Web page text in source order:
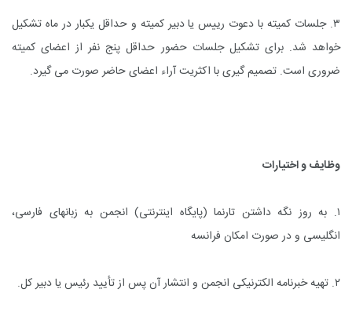
۳. جلسات کمیته با دعوت رییس یا دبیر کمیته و حداقل یکبار در ماه تشکیل
خواهد شد. برای تشکیل جلسات حضور حداقل پنج نفر از اعضای کمیته
ضروری است. تصمیم گیری با اکثریت آراء اعضای حاضر صورت می گیرد.
وظایف و اختیارات
۱. به روز نگه داشتن تارنما (پایگاه اینترنتی) انجمن به زبانهای فارسی،
انگلیسی و در صورت امکان فرانسه
۲. تهیه خبرنامه الکترنیکی انجمن و انتشار آن پس از تأیید رئیس یا دبیر کل.